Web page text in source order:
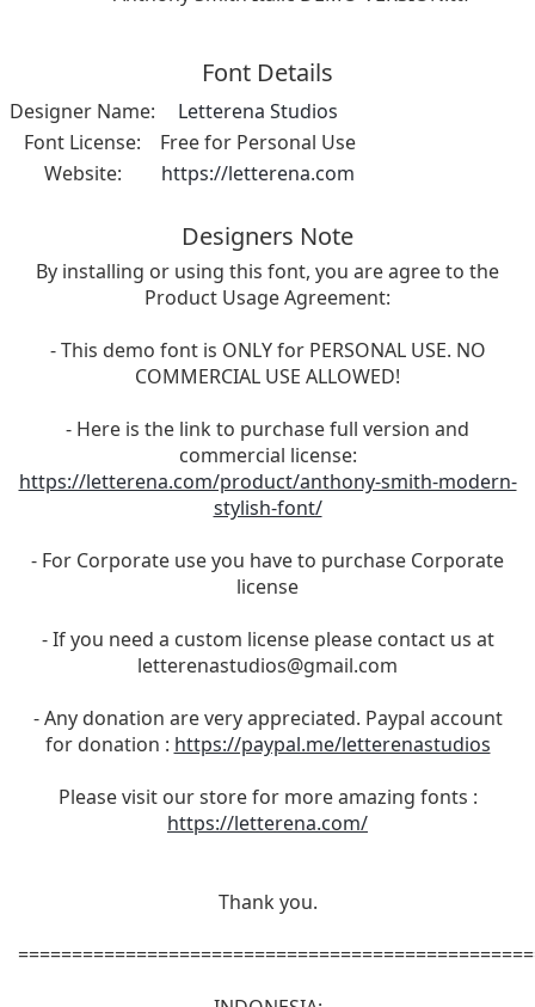
Font Details
Designer Name:
Letterena Studios
Font License:
Free for Personal Use
Website:
https://letterena.com
Designers Note
By installing or using this font, you are agree to the
Product Usage Agreement:
- This demo font is ONLY for PERSONAL USE. NO
COMMERCIAL USE ALLOWED!
- Here is the link to purchase full version and
commercial license:
https://letterena.com/product/anthony-smith-modern-
stylish-font/
- For Corporate use you have to purchase Corporate
license
- If you need a custom license please contact us at
letterenastudios@gmail.com
- Any donation are very appreciated. Paypal account
for donation : https://paypal.me/letterenastudios
Please visit our store for more amazing fonts :
https://letterena.com/
Thank you.